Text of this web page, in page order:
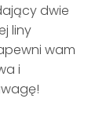
dwie
liny
wam
i